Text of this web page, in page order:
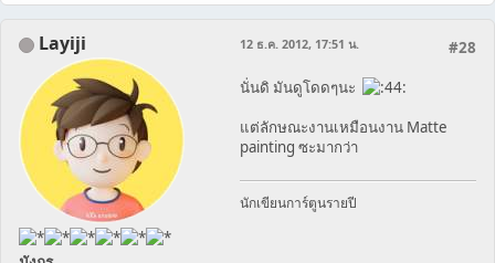
Layiji #28
12 ธ.ค. 2012, 17:51 น.
นั่นดิ มันดูโดดๆนะ
แต่ลักษณะงานเหมือนงาน Matte
painting ซะมากว่า
นักเขียนการ์ตูนรายปี